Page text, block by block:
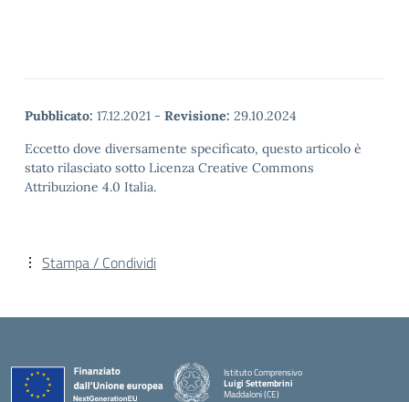
Pubblicato: 17.12.2021 - Revisione: 29.10.2024
Eccetto dove diversamente specificato, questo articolo è
stato rilasciato sotto Licenza Creative Commons
Attribuzione 4.0 Italia.
Stampa / Condividi
Istituto Comprensivo
Luigi Settembrini
Maddaloni (CE)